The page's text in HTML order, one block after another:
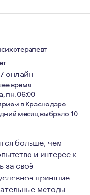
онлайн
время
пн, 06:00
в Краснодаре
месяц выбрало 10
больше, чем
и интерес к
за своё
принятие
методы